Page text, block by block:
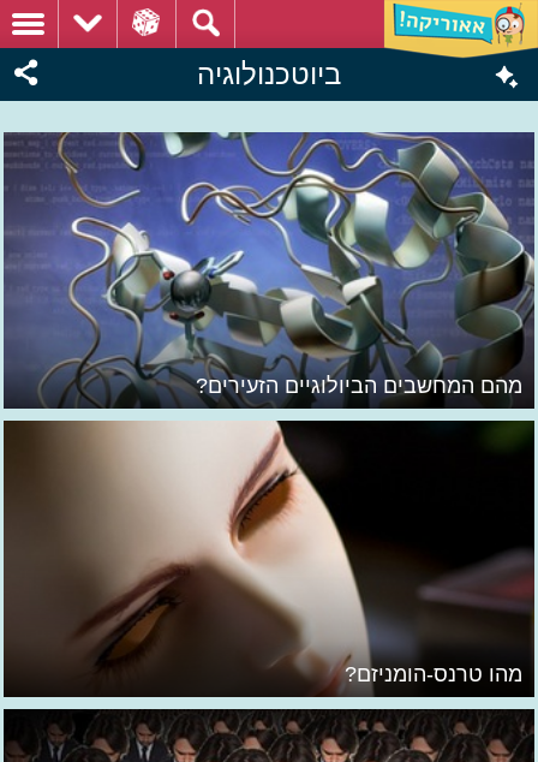
ביוטכנולוגיה
מהם המחשבים הביולוגיים הזעירים?
מהו טרנס-הומניזם?